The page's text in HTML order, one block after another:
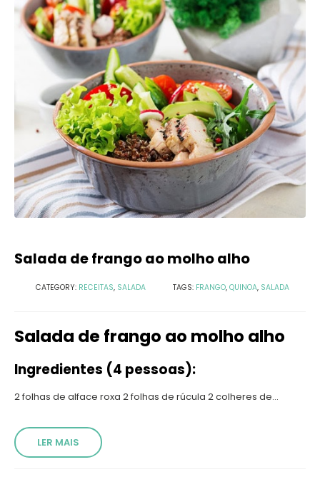
Salada de frango ao molho alho
CATEGORY: RECEITAS, SALADA TAGS: FRANGO, QUINOA, SALADA
Salada de frango ao molho alho
Ingredientes (4 pessoas):
2 folhas de alface roxa 2 folhas de rúcula 2 colheres de...
LER MAIS